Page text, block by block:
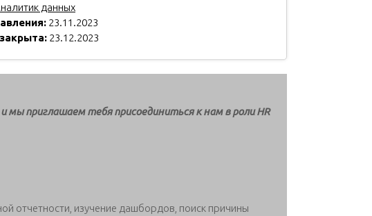
данных
23.11.2023
23.12.2023
приглашаем тебя присоединиться к нам в роли HR
отчетности, изучение дашбордов, поиск причины